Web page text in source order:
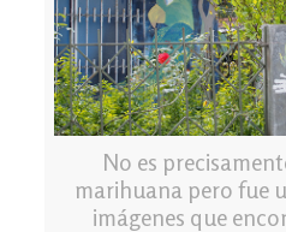
No es
marihuana pero fue
imágenes que